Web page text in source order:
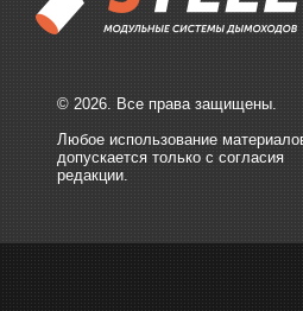
© 2026. Все права защищены.
Любое использование
допускается только с согласия
редакции.